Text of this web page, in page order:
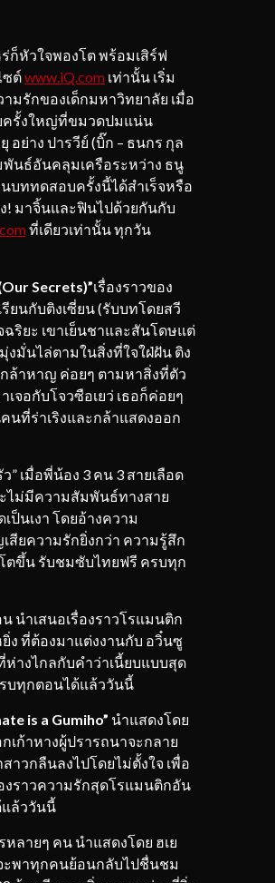
หัวใจพองโต พร้อมเสิร์ฟ
ซต์www.iQ.comเท่านั้น เริ่ม
มรักของเด็กมหาวิทยาลัย เมื่อ
บครั้งใหญ่ที่ขมวดปมแน่น
ย่าง ปารวีย์ (บิ๊ก – ธนกร กุล
นธ์อันคลุมเครือระหว่าง ธนู
บททดสอบครั้งนี้ได้สำเร็จหรือ
! มาจิ้นและฟินไปด้วยกันกับ
ที่เดียวเท่านั้น ทุกวัน
Our Secrets)”เรื่องราวของ
ยนกับติงเซี่ยน (รับบทโดยสวี
ริยะ เขาเย็นชาและสันโดษแต่
มั่นไล่ตามในสิ่งที่ใจใฝ่ฝัน ติง
ล้าหาญ ค่อยๆ ตามหาสิ่งที่ตัว
จอกับโจวซือเยว่ เธอก็ค่อยๆ
นที่ร่าเริงและกล้าแสดงออก
” เมื่อพี่น้อง 3 คน 3 สายเลือด
ไม่มีความสัมพันธ์ทางสาย
นเงา โดยอ้างความ
สียความรักยิ่งกว่า ความรู้สึก
ตขึ้น รับชมซับไทยฟรี ครบทุก
นำเสนอเรื่องราวโรแมนติก
ง ที่ต้องมาแต่งงานกับ อวิ๋นซู
ห่างไกลกับคำว่าเนี้ยบแบบสุด
บทุกตอนได้แล้ววันนี้
is a Gumiho” นำแสดงโดย
กเก้าหางผู้ปรารถนาจะกลาย
าวกลืนลงไปโดยไม่ตั้งใจ เพื่อ
งราวความรักสุดโรแมนติกอัน
ล้ววันนี้
ลายๆ คน นำแสดงโดย ฮเย
ะพาทุกคนย้อนกลับไปชื่นชม